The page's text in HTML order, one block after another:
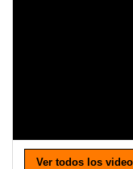
Ver todos los